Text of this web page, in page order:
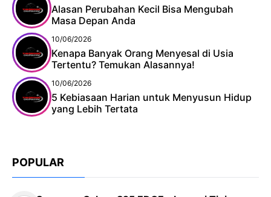
Alasan Perubahan Kecil Bisa Mengubah
Masa Depan Anda
10/06/2026
Kenapa Banyak Orang Menyesal di Usia
Tertentu? Temukan Alasannya!
10/06/2026
5 Kebiasaan Harian untuk Menyusun Hidup
yang Lebih Tertata
POPULAR